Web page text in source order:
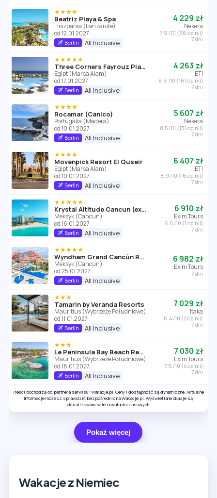
★★★★
Beatriz Playa & Spa
Hiszpania (Lanzarote)
od 12.01.2027
Berlin All Inclusive
4 229 zł
Nekera
7.9 /10 (36 opinii)
7 dni
★★★★★
Three Corners Fayrouz Plaza Beach Resort
Egipt (Marsa Alam)
od 17.01.2027
Berlin All Inclusive
4 263 zł
ETI
8.6 /10 (161 opinii)
7 dni
★★★★
Rocamar (Canico)
Portugalia (Madera)
od 10.01.2027
Berlin All Inclusive
5 607 zł
Nekera
8.5 /10 (131 opinii)
7 dni
★★★★
Movenpick Resort El Quseir
Egipt (Marsa Alam)
od 10.01.2027
Berlin All Inclusive
6 407 zł
ETI
8.9 /10 (16 opinii)
7 dni
★★★★★
Krystal Altitude Cancun (ex. Krystal Grand Cancun)
Meksyk (Cancun)
od 16.01.2027
Berlin All Inclusive
6 910 zł
Exim Tours
6.0 /10 (1 opinii)
7 dni
★★★★★
Wyndham Grand Cancún Resort & Villas (ex. Omni Cancun)
Meksyk (Cancun)
od 25.01.2027
Berlin All Inclusive
6 982 zł
Exim Tours
7 dni
★★★
Tamarin by Veranda Resorts
Mauritius (Wybrzeże Południowe)
od 11.01.2027
Berlin All Inclusive
7 029 zł
Itaka
6.4 /10 (2 opinii)
7 dni
★★★
Le Peninsula Bay Beach Resort
Mauritius (Wybrzeże Południowe)
od 18.01.2027
Berlin All Inclusive
7 030 zł
Exim Tours
7.6 /10 (4 opinii)
7 dni
Treści pochodzą od partnera serwisu: Wakacje.pl. Ceny i dostępność są dynamiczne. Aktualne
informacje możesz sprawdzić bezpośrednio na Wakacje.pl. Wyświetlane okazje są
aktualizowane w interwałach czasowych.
Pokaż więcej
Wakacje z Niemiec